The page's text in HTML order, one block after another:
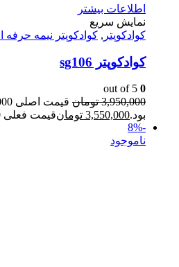
اطلاعات بیشتر
نمایش سریع
کوادکوپتر , کوادکوپتر نیمه حرفه
کوادکوپتر sg106
0
3,950,000 تومان
بود.3,550,000 تومانقیمت فعلی 3,550,000 تومان است.
-8%
ناموجود